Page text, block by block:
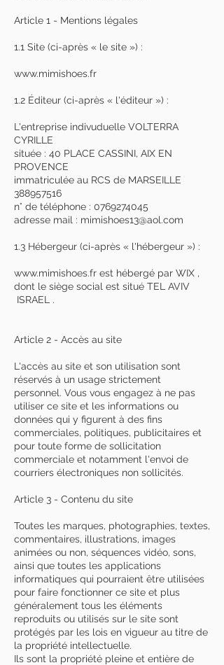
Article 1 - Mentions légales
1.1 Site (ci-après « le site ») :
www.mimishoes.fr
1.2 Éditeur (ci-après « l'éditeur ») :
L'entreprise indivuduelle VOLTERRA
CYRILLE
située : 40 PLACE CASSINI, AIX EN
PROVENCE
immatriculée au RCS de MARSEILLE
388957516
n° de téléphone : 0769274045
adresse mail : mimishoes13@aol.com
1.3 Hébergeur (ci-après « l'hébergeur ») :
www.mimishoes.fr est hébergé par WIX ,
dont le siège social est situé TEL AVIV
ISRAEL .
Article 2 - Accès au site
L'accès au site et son utilisation sont
réservés à un usage strictement
personnel. Vous vous engagez à ne pas
utiliser ce site et les informations ou
données qui y figurent à des fins
commerciales, politiques, publicitaires et
pour toute forme de sollicitation
commerciale et notamment l'envoi de
courriers électroniques non sollicités.
Article 3 - Contenu du site
Toutes les marques, photographies, textes,
commentaires, illustrations, images
animées ou non, séquences vidéo, sons,
ainsi que toutes les applications
informatiques qui pourraient être utilisées
pour faire fonctionner ce site et plus
généralement tous les éléments
reproduits ou utilisés sur le site sont
protégés par les lois en vigueur au titre de
la propriété intellectuelle.
Ils sont la propriété pleine et entière de